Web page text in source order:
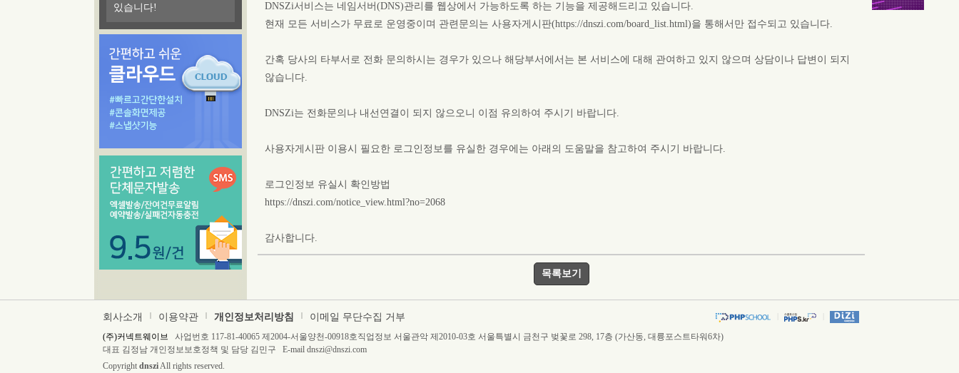
있습니다!
DNSZi서비스는 네임서버(DNS)관리를 웹상에서 가능하도록 하는 기능을 제공해드리고 있습니다.
현재 모든 서비스가 무료로 운영중이며 관련문의는 사용자게시판(https://dnszi.com/board_list.html)을 통해서만 접수되고 있습니다.
간혹 당사의 타부서로 전화 문의하시는 경우가 있으나 해당부서에서는 본 서비스에 대해 관여하고 있지 않으며 상담이나 답변이 되지
않습니다.
DNSZi는 전화문의나 내선연결이 되지 않으오니 이점 유의하여 주시기 바랍니다.
사용자게시판 이용시 필요한 로그인정보를 유실한 경우에는 아래의 도움말을 참고하여 주시기 바랍니다.
로그인정보 유실시 확인방법
https://dnszi.com/notice_view.html?no=2068
감사합니다.
목록보기
회사소개 | 이용약관 | 개인정보처리방침 | 이메일 무단수집 거부
(주)커넥트웨이브 사업번호 117-81-40065 제2004-서울양천-00918호직업정보 서울관악 제2010-03호 서울특별시 금천구 벚꽃로 298, 17층 (가산동, 대륭포스트타워6차)
대표 김정남 개인정보보호정책 및 담당 김민구 E-mail dnszi@dnszi.com
Copyright dnsziAll rights reserved.